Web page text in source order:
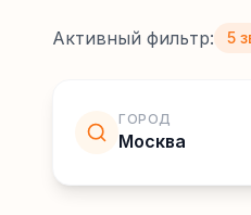
Активный фильтр: 5
ГОРОД
Москва